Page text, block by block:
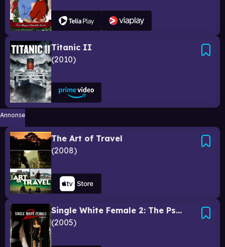
Titanic II
2010
Annonse
The Art of Travel
2008
Single White Female 2: The Psycho
2005